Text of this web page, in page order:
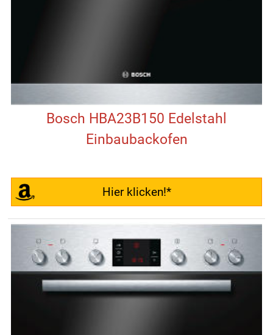
Bosch HBA23B150 Edelstahl
Einbaubackofen
Hier klicken!*